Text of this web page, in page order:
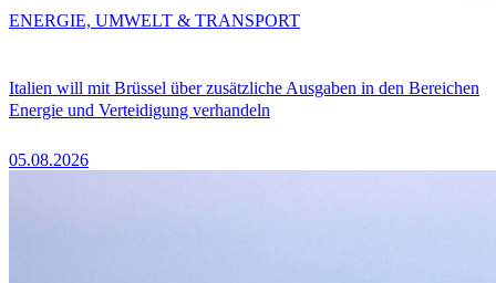
Italien will mit Brüssel über zusätzliche Ausgaben in den Bereichen
Energie und Verteidigung verhandeln
05.08.2026
ENERGIE, UMWELT & TRANSPORT